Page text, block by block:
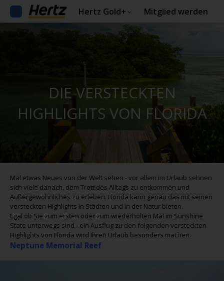
Hertz Gold+ Mitglied werden
DIE VERSTECKTEN
HIGHLIGHTS VON FLORIDA
Mal etwas Neues von der Welt sehen - vor allem im Urlaub sehnen
sich viele danach, dem Trott des Alltags zu entkommen und
Außergewöhnliches zu erleben. Florida kann genau das mit seinen
versteckten Highlights in Städten und in der Natur bieten.
Egal ob Sie zum ersten oder zum wiederholten Mal im Sunshine
State unterwegs sind - ein Ausflug zu den folgenden versteckten
Highlights von Florida wird Ihren Urlaub besonders machen.
Neptune Memorial Reef